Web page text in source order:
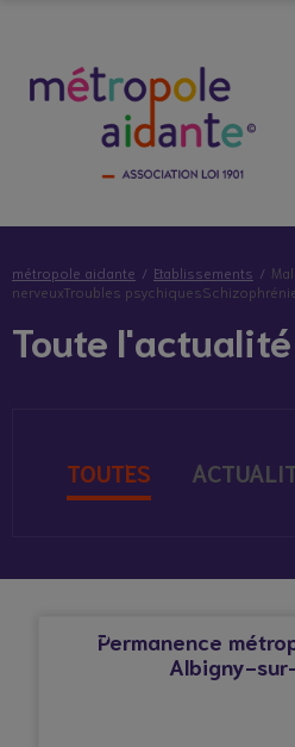
métropole aidante Etablissements
nerveuxTroubles psychiques
Toute l'actualité
TOUTES
AFFECTION CARDIAQUE
Permanence
Albigny-